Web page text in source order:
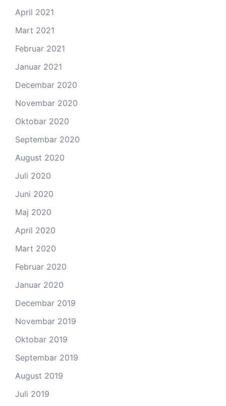
April 2021
Mart 2021
Februar 2021
Januar 2021
Decembar 2020
Novembar 2020
Oktobar 2020
Septembar 2020
August 2020
Juli 2020
Juni 2020
Maj 2020
April 2020
Mart 2020
Februar 2020
Januar 2020
Decembar 2019
Novembar 2019
Oktobar 2019
Septembar 2019
August 2019
Juli 2019